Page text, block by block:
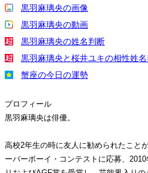
黒羽麻璃央の画像
黒羽麻璃央の動画
黒羽麻璃央の姓名判断
黒羽麻璃央と桜井ユキの相性姓
蟹座の今日の運勢
プロフィール
黒羽麻璃央は俳優。
高校2年生の時に友人に勧められたこと
ーパーボーイ・コンテストに応募、